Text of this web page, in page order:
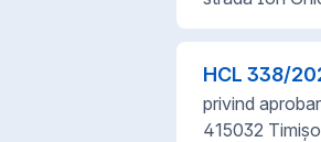
HCL 338/
privind
415032